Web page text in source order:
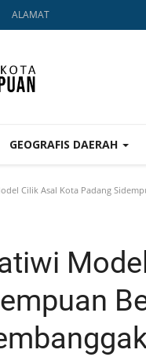
ALAMAT
GEOGRAFIS DAERAH
Cilik Asal Kota Padang